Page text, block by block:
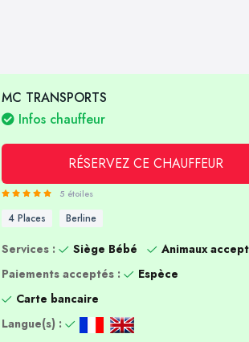
MC TRANSPORTS
Infos chauffeur
RÉSERVEZ CE CHAUFFEUR
5 étoiles
4 Places Berline
Services : Siège Bébé
Animaux
Paiements acceptés :
Espèce
Carte bancaire
Langue(s) :